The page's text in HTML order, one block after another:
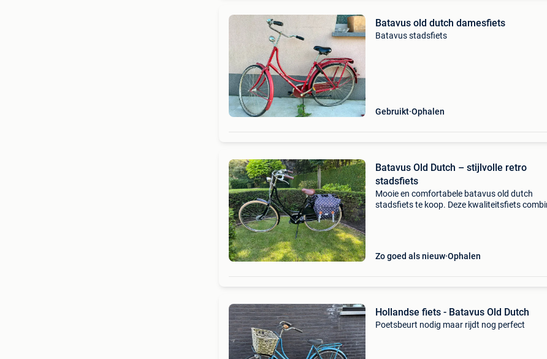
Batavus old dutch damesfiets
Batavus stadsfiets
Gebruikt Ophalen
Batavus Old Dutch – stijlvolle retro
stadsfiets
Mooie en comfortabele batavus old dutch
stadsfiets te koop. Deze kwaliteitsfiets
Zo goed als nieuw Ophalen
Hollandse fiets - Batavus Old Dutch
Poetsbeurt nodig maar rijdt nog perfect